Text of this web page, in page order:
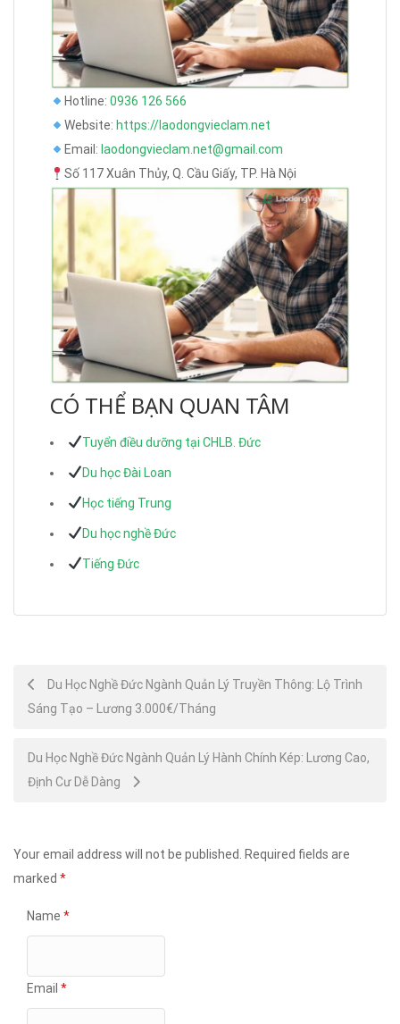
Hotline: 0936 126 566
Website: https://laodongvieclam.net
Email: laodongvieclam.net@gmail.com
Số 117 Xuân Thủy, Q. Cầu Giấy, TP. Hà Nội
CÓ THỂ BẠN QUAN TÂM
Tuyển điều dưỡng tại CHLB. Đức
Du học Đài Loan
Học tiếng Trung
Du học nghề Đức
Tiếng Đức
Post
navigation
Du Học Nghề Đức Ngành Quản Lý Truyền Thông: Lộ Trình
Sáng Tạo – Lương 3.000€/Tháng
Du Học Nghề Đức Ngành Quản Lý Hành Chính Kép: Lương Cao,
Định Cư Dễ Dàng
Your email address will not be published.
Required fields are
marked *
Name *
Email *